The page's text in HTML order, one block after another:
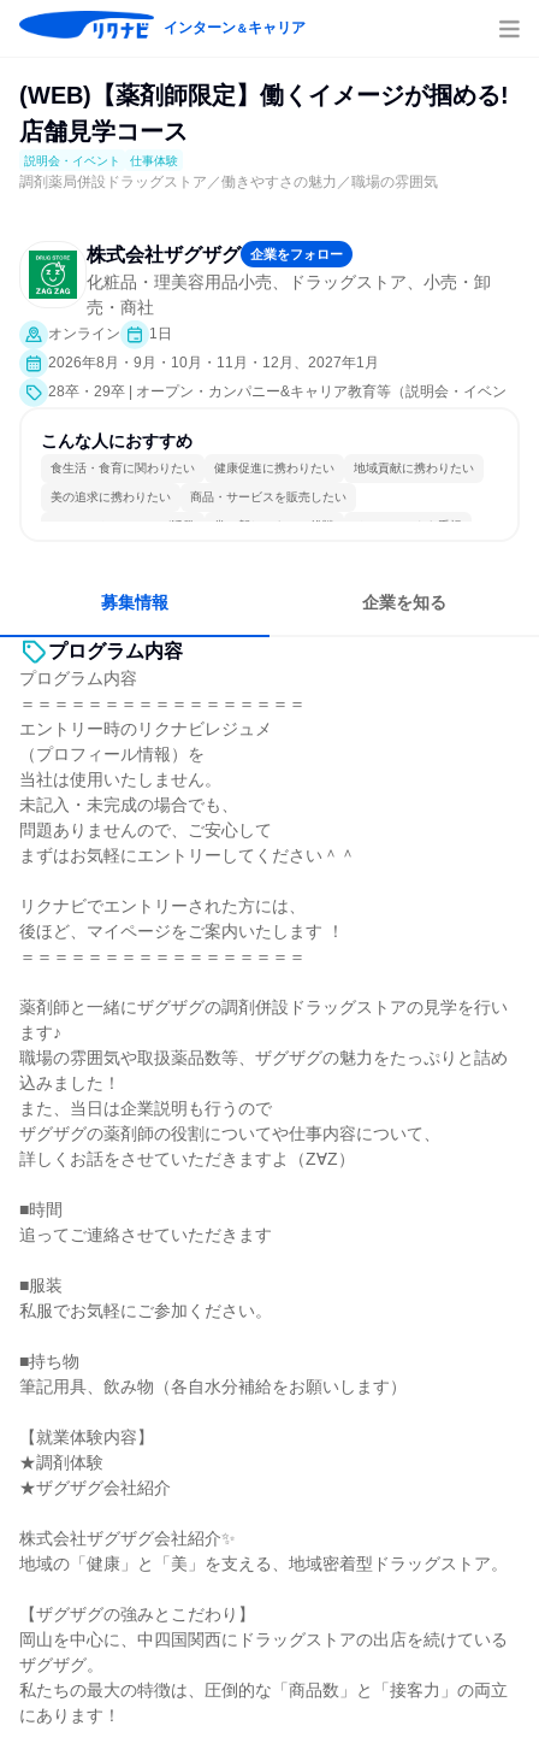
インターン＆キャリア
(WEB)【薬剤師限定】働くイメージが掴める!
店舗見学コース
説明会・イベント 仕事体験
調剤薬局併設ドラッグストア／働きやすさの魅力／職場の雰囲気
株式会社ザグザグ 企業をフォロー
化粧品・理美容用品小売、ドラッグストア、小売・卸
売・商社
オンライン
1日
2026年8月・9月・10月・11月・12月、2027年1月
28卒・29卒 | オープン・カンパニー&キャリア教育等（説明会・イベン
こんな人におすすめ
食生活・食育に関わりたい 健康促進に携わりたい 地域貢献に携わりたい
美の追求に携わりたい 商品・サービスを販売したい
コミュニケーションが活発 常に新しいものに挑戦 チームワークを重視
募集情報 企業を知る
プログラム内容
プログラム内容
＝＝＝＝＝＝＝＝＝＝＝＝＝＝＝＝＝
エントリー時のリクナビレジュメ
（プロフィール情報）を
当社は使用いたしません。
未記入・未完成の場合でも、
問題ありませんので、ご安心して
まずはお気軽にエントリーしてください＾＾
リクナビでエントリーされた方には、
後ほど、マイページをご案内いたします ！
＝＝＝＝＝＝＝＝＝＝＝＝＝＝＝＝＝
薬剤師と一緒にザグザグの調剤併設ドラッグストアの見学を行い
ます♪
職場の雰囲気や取扱薬品数等、ザグザグの魅力をたっぷりと詰め
込みました！
また、当日は企業説明も行うので
ザグザグの薬剤師の役割についてや仕事内容について、
詳しくお話をさせていただきますよ（Z∀Z）
■時間
追ってご連絡させていただきます
■服装
私服でお気軽にご参加ください。
■持ち物
筆記用具、飲み物（各自水分補給をお願いします）
【就業体験内容】
★調剤体験
★ザグザグ会社紹介
株式会社ザグザグ会社紹介✨️
地域の「健康」と「美」を支える、地域密着型ドラッグストア。
【ザグザグの強みとこだわり】
岡山を中心に、中四国関西にドラッグストアの出店を続けている
ザグザグ。
私たちの最大の特徴は、圧倒的な「商品数」と「接客力」の両立
にあります！